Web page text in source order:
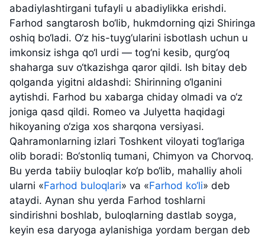
abadiylashtirgani tufayli u abadiylikka erishdi.
Farhod sangtarosh bo‘lib, hukmdorning qizi Shiringa
oshiq bo‘ladi. O‘z his-tuyg‘ularini isbotlash uchun u
imkonsiz ishga qo‘l urdi — tog‘ni kesib, qurg‘oq
shaharga suv o‘tkazishga qaror qildi. Ish bitay deb
qolganda yigitni aldashdi: Shirinning o‘lganini
aytishdi. Farhod bu xabarga chiday olmadi va o‘z
joniga qasd qildi. Romeo va Julyetta haqidagi
hikoyaning o‘ziga xos sharqona versiyasi.
Qahramonlarning izlari Toshkent viloyati tog‘lariga
olib boradi: Bo‘stonliq tumani, Chimyon va Chorvoq.
Bu yerda tabiiy buloqlar ko‘p bo‘lib, mahalliy aholi
ularni «Farhod buloqlari» va «Farhod ko‘li» deb
ataydi. Aynan shu yerda Farhod toshlarni
sindirishni boshlab, buloqlarning dastlab soyga,
keyin esa daryoga aylanishiga yordam bergan deb